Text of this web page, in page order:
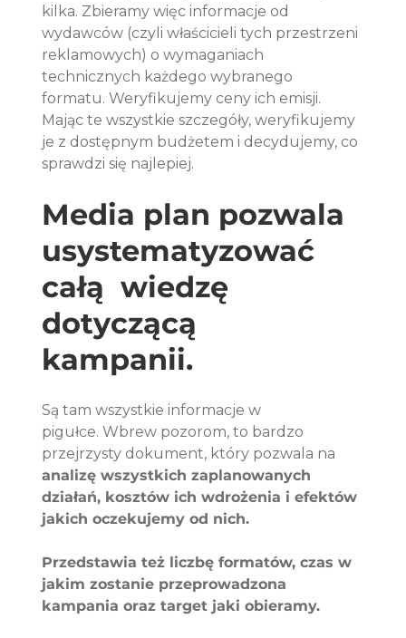
kilka. Zbieramy więc informacje od
wydawców (czyli właścicieli tych przestrzeni
reklamowych) o wymaganiach
technicznych każdego wybranego
formatu. Weryfikujemy ceny ich emisji.
Mając te wszystkie szczegóły, weryfikujemy
je z dostępnym budżetem i decydujemy, co
sprawdzi się najlepiej.
Media plan pozwala
usystematyzować
całą  wiedzę
dotyczącą
kampanii.
Są tam wszystkie informacje w
pigułce. Wbrew pozorom, to bardzo
przejrzysty dokument, który pozwala na
analizę wszystkich zaplanowanych
działań, kosztów ich wdrożenia i efektów
jakich oczekujemy od nich.
Przedstawia też liczbę formatów, czas w
jakim zostanie przeprowadzona
kampania oraz target jaki obieramy.